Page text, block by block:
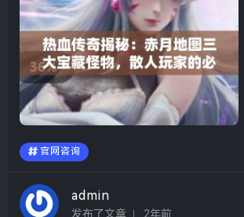
官网咨询
admin
发布了文章 2年前